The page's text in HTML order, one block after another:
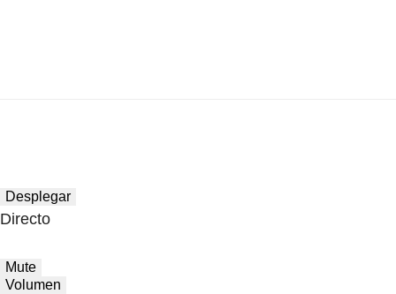
Desplegar
Directo
Mute
Volumen